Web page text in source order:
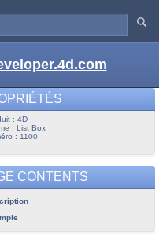
: 4D
: List Box
: 1100
CONTENTS